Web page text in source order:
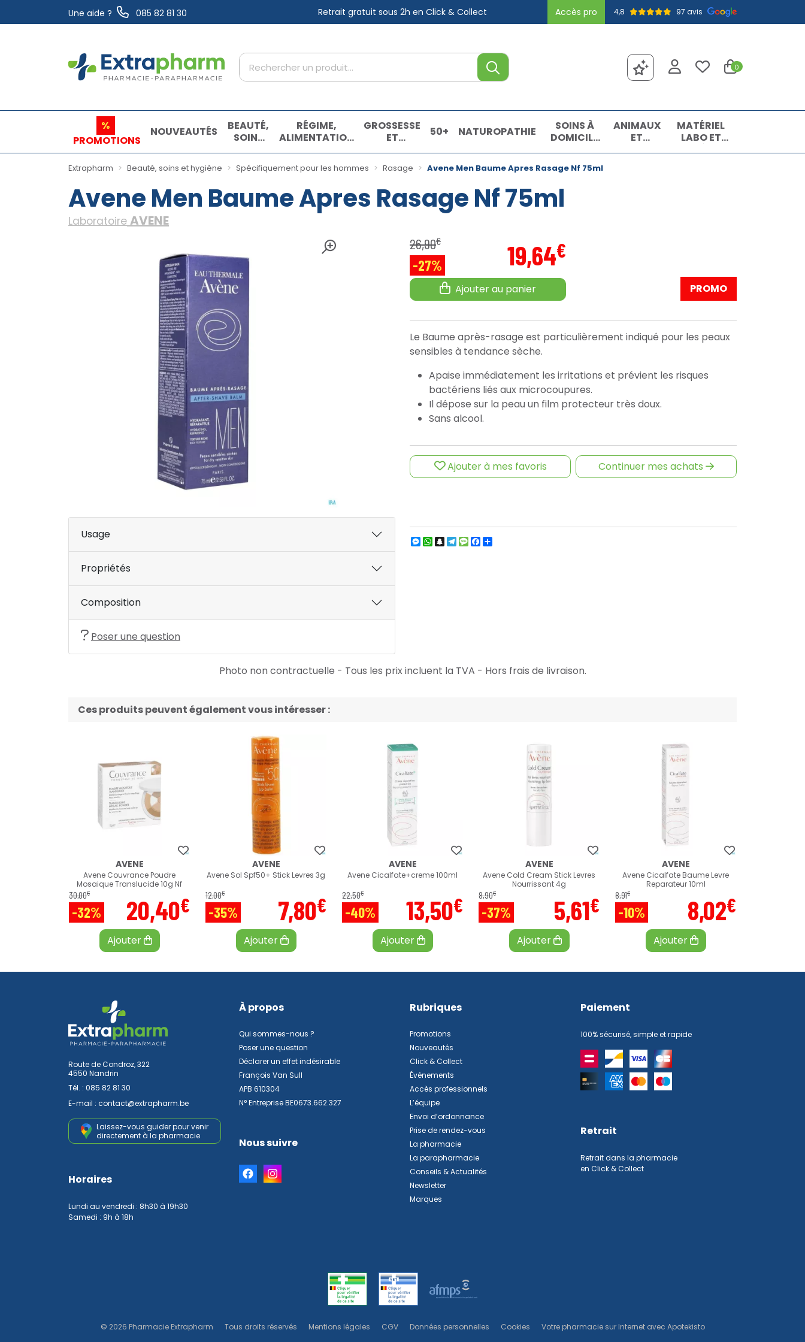
Une aide ? 085 82 81 30 Retrait gratuit sous 2h en Click & Collect Accès pro 4,8 97 avis
Extrapharm Votre pharmacie en ligne à votre service 0
%
PROMOTIONS
NOUVEAUTÉS
BEAUTÉ,
SOINS
ET
HYGIÈNE
RÉGIME,
ALIMENTATION
& VITAMINES
GROSSESSE
ET
ENFANTS
50+ NATUROPATHIE
SOINS À
DOMICILE
ET
PREMIERS
SOINS
ANIMAUX
ET
INSECTES
MATÉRIEL
LABO ET
MATIÈRES
Extrapharm Beauté, soins et hygiène Spécifiquement pour les hommes Rasage Avene Men Baume Apres Rasage Nf 75ml
Avene Men Baume Apres Rasage Nf 75ml
Laboratoire AVENE
26,90€
-27% 19,64€
Ajouter au panier PROMO
Le Baume après-rasage est particulièrement indiqué pour les peaux
sensibles à tendance sèche.
Apaise immédiatement les irritations et prévient les risques
bactériens liés aux microcoupures.
Il dépose sur la peau un film protecteur très doux.
Sans alcool.
Ajouter à mes favoris Continuer mes achats
Usage
Propriétés
Composition
Poser une question
Messenger
WhatsApp
Snapchat
Telegram
Message
Facebook
Photo non contractuelle - Tous les prix incluent la TVA - Hors frais de livraison.
Ces produits peuvent également vous intéresser :
AVENE
Avene Couvrance Poudre
Mosaique Translucide 10g Nf
30,00€
-32% 20,40€
Ajouter
AVENE
Avene Sol Spf50+ Stick Levres 3g
12,00€
-35% 7,80€
Ajouter
AVENE
Avene Cicalfate+creme 100ml
22,50€
-40% 13,50€
Ajouter
AVENE
Avene Cold Cream Stick Levres
Nourrissant 4g
8,90€
-37% 5,61€
Ajouter
AVENE
Avene Cicalfate Baume Levre
Reparateur 10ml
8,91€
-10% 8,02€
Ajouter
Route de Condroz, 322
4550 Nandrin
Tél. : 085 82 81 30
E-mail : contact@extrapharm.be
Laissez-vous guider pour venir
directement à la pharmacie
Horaires
Lundi au vendredi : 8h30 à 19h30
Samedi : 9h à 18h
À propos
Qui sommes-nous ?
Poser une question
Déclarer un effet indésirable
François Van Sull
APB 610304
N° Entreprise BE0673.662.327
Nous suivre
Rubriques
Promotions
Nouveautés
Click & Collect
Événements
Accès professionnels
L’équipe
Envoi d’ordonnance
Prise de rendez-vous
La pharmacie
La parapharmacie
Conseils & Actualités
Newsletter
Marques
Paiement
100% sécurisé, simple et rapide
Retrait
Retrait dans la pharmacie
en Click & Collect
© 2026 Pharmacie Extrapharm Tous droits réservés Mentions légales CGV Données personnelles Cookies Votre pharmacie sur Internet avec Apotekisto